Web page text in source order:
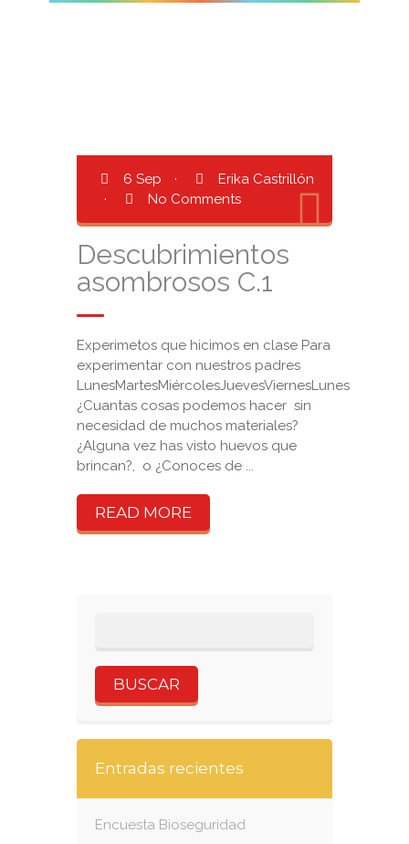
6 Sep ·
Erika Castrillón
·
No Comments
Descubrimientos
asombrosos C.1
Experimetos que hicimos en clase Para
experimentar con nuestros padres
LunesMartesMiércolesJuevesViernesLunes
¿Cuantas cosas podemos hacer sin
necesidad de muchos materiales?
¿Alguna vez has visto huevos que
brincan?, o ¿Conoces de ...
READ MORE
Entradas recientes
Encuesta Bioseguridad